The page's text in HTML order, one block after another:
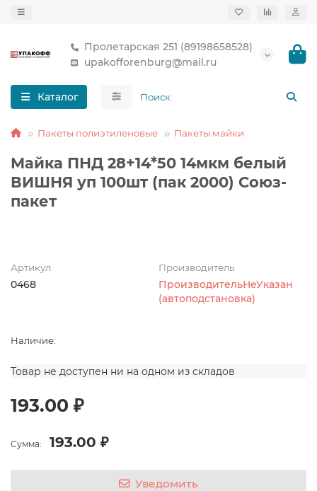
Пролетарская 251 (89198658528)
upakofforenburg@mail.ru
Каталог
Пакеты полиэтиленовые Пакеты майки
Майка ПНД 28+14*50 14мкм белый
ВИШНЯ уп 100шт (пак 2000) Союз-
пакет
Артикул
0468
Производитель
ПроизводительНеУказан
(автоподстановка)
Наличие:
Товар не доступен ни на одном из складов
193.00 ₽
Сумма: 193.00 ₽
Уведомить